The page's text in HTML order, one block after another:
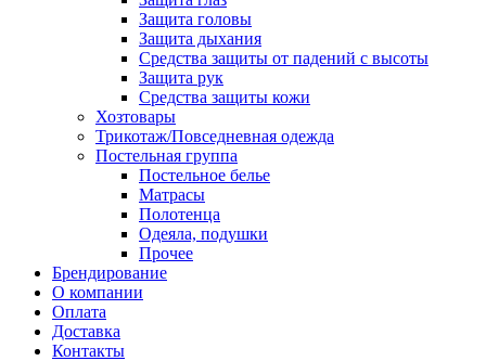
Защита головы
Защита дыхания
Средства защиты от падений с высоты
Защита рук
Средства защиты кожи
Хозтовары
Трикотаж/Повседневная одежда
Постельная группа
Постельное белье
Матрасы
Полотенца
Одеяла, подушки
Прочее
Брендирование
О компании
Оплата
Доставка
Контакты